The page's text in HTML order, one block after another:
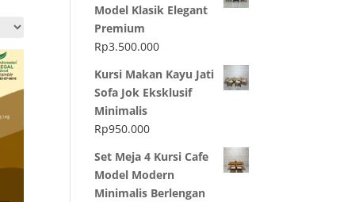
Model Klasik Elegant
Premium
Rp3.500.000
Kursi Makan Kayu Jati
Sofa Jok Eksklusif
Minimalis
Rp950.000
Set Meja 4 Kursi Cafe
Model Modern
Minimalis Berlengan